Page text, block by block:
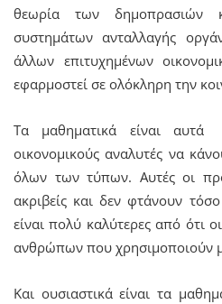
θεωρία των δημοπρασιών
συστημάτων ανταλλαγής
άλλων επιτυχημένων
εφαρμοστεί σε ολόκληρη την
Τα μαθηματικά είναι
οικονομικούς αναλυτές να
όλων των τύπων. Αυτές οι
ακριβείς και δεν φτάνουν
είναι πολύ καλύτερες από ότι
ανθρώπων που χρησιμοποιούν
Και ουσιαστικά είναι τα